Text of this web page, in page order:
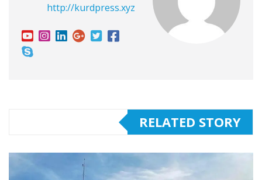
http://kurdpress.xyz
RELATED STORY